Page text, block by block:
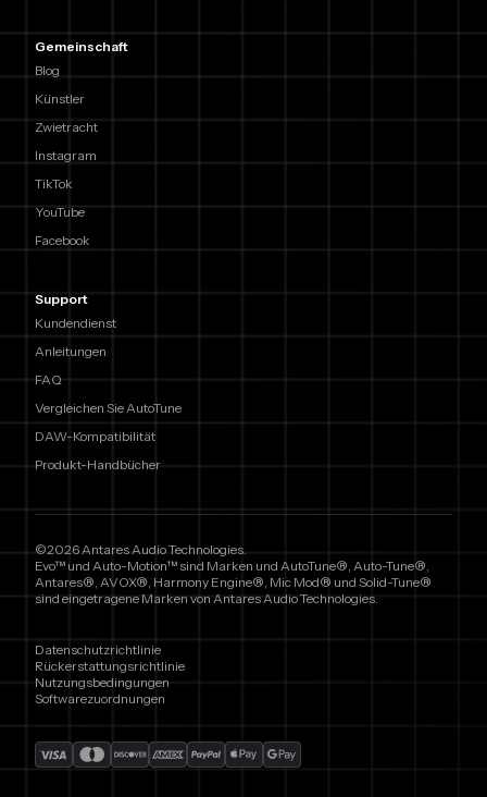
Gemeinschaft
Blog
Künstler
Zwietracht
Instagram
TikTok
YouTube
Facebook
Support
Kundendienst
Anleitungen
FAQ
Vergleichen Sie AutoTune
DAW-Kompatibilität
Produkt-Handbücher
©2026 Antares Audio Technologies.
Evo™ und Auto-Motion™ sind Marken und AutoTune®, Auto-Tune®,
Antares®, AVOX®, Harmony Engine®, Mic Mod® und Solid-Tune®
sind eingetragene Marken von Antares Audio Technologies.
Datenschutzrichtlinie
Rückerstattungsrichtlinie
Nutzungsbedingungen
Softwarezuordnungen